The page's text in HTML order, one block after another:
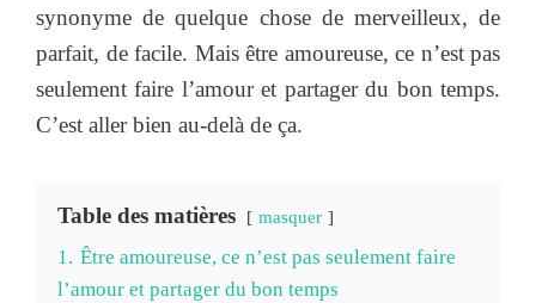
synonyme de quelque chose de merveilleux, de
parfait, de facile. Mais être amoureuse, ce n’est pas
seulement faire l’amour et partager du bon temps.
C’est aller bien au-delà de ça.
Table des matières masquer
1. Être amoureuse, ce n’est pas seulement faire
l’amour et partager du bon temps